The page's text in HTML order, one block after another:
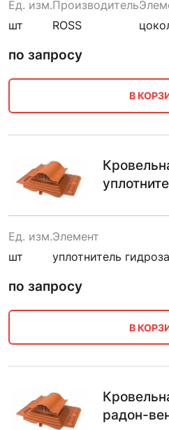
Ед. изм.
шт
Производитель
ROSS
по запросу
В
Ед. изм.
шт
Элемент
уплотнитель
по запросу
В
радон-